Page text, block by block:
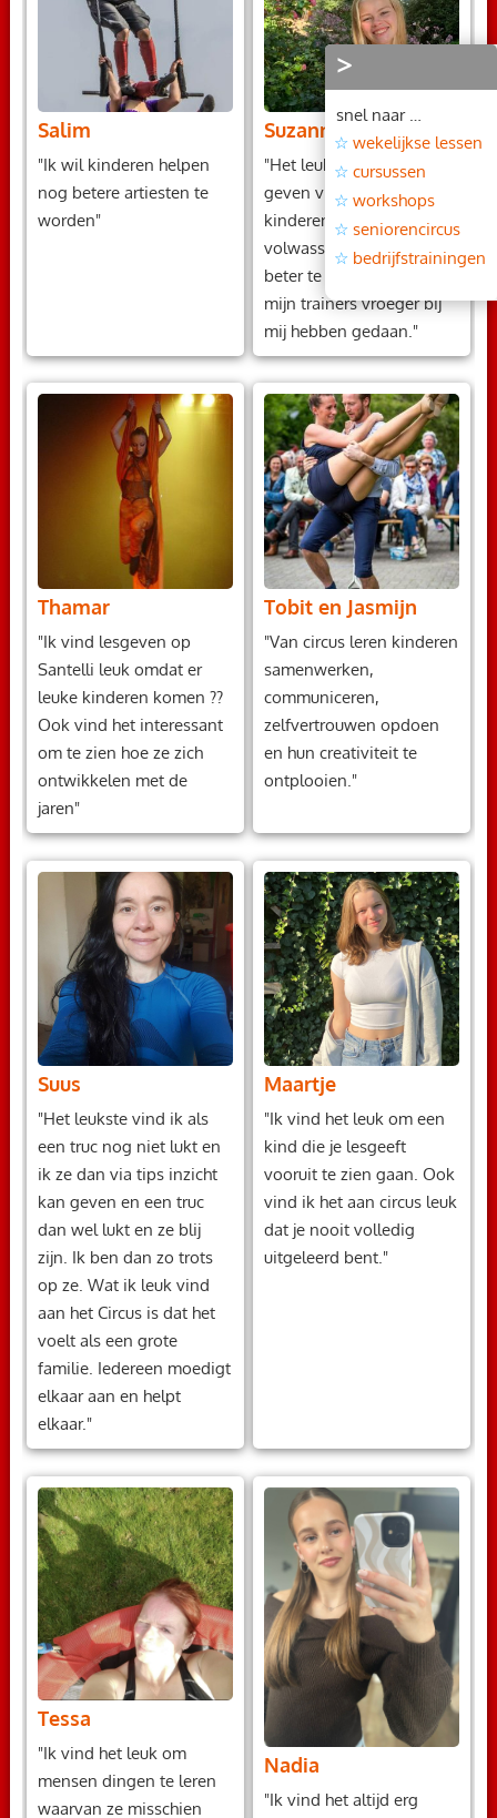
Salim
"Ik wil kinderen helpen
nog betere artiesten te
worden"
Suzanne
"Het leukste aan training
geven vind ik dat ik de
kinderen (en
volwassenen) kan helpen
beter te worden, zoals
mijn trainers vroeger bij
mij hebben gedaan."
Thamar
"Ik vind lesgeven op
Santelli leuk omdat er
leuke kinderen komen ??
Ook vind het interessant
om te zien hoe ze zich
ontwikkelen met de
jaren"
Tobit en Jasmijn
"Van circus leren kinderen
samenwerken,
communiceren,
zelfvertrouwen opdoen
en hun creativiteit te
ontplooien."
Suus
"Het leukste vind ik als
een truc nog niet lukt en
ik ze dan via tips inzicht
kan geven en een truc
dan wel lukt en ze blij
zijn. Ik ben dan zo trots
op ze. Wat ik leuk vind
aan het Circus is dat het
voelt als een grote
familie. Iedereen moedigt
elkaar aan en helpt
elkaar."
Maartje
"Ik vind het leuk om een
kind die je lesgeeft
vooruit te zien gaan. Ook
vind ik het aan circus leuk
dat je nooit volledig
uitgeleerd bent."
Tessa
"Ik vind het leuk om
mensen dingen te leren
waarvan ze misschien
Nadia
"Ik vind het altijd erg
>
snel naar …
wekelijkse lessen
cursussen
workshops
seniorencircus
bedrijfstrainingen